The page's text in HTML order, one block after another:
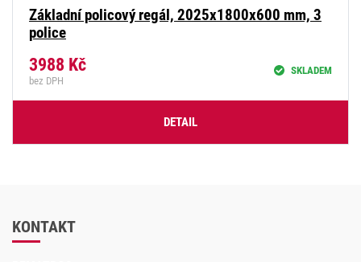
Základní policový regál, 2025x1800x600 mm, 3
police
3988 Kč
bez DPH
SKLADEM
DETAIL
KONTAKT